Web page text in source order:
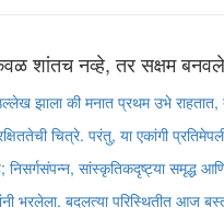
शांतच नव्हे, तर सक्षम
झाला की मनात प्रथम उभे राहतात,
चित्रे. परंतु, या एकांगी
सांस्कृतिकदृष्ट्या समृद्ध
भरलेला. बदलत्या परिस्थितीत आज